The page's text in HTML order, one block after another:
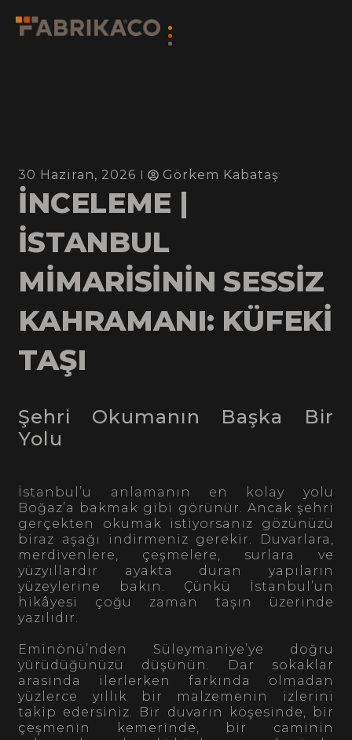
30 Haziran, 2026 Görkem Kabataş
İNCELEME |
İSTANBUL
MİMARİSİNİN SESSİZ
KAHRAMANI: KÜFEKİ
TAŞI
Şehri Okumanın Başka Bir
Yolu
İstanbul’u anlamanın en kolay yolu
Boğaz’a bakmak gibi görünür. Ancak şehri
gerçekten okumak istiyorsanız gözünüzü
biraz aşağı indirmeniz gerekir. Duvarlara,
merdivenlere, çeşmelere, surlara ve
yüzyıllardır ayakta duran yapıların
yüzeylerine bakın. Çünkü İstanbul’un
hikâyesi çoğu zaman taşın üzerinde
yazılıdır.
Eminönü’nden Süleymaniye’ye doğru
yürüdüğünüzü düşünün. Dar sokaklar
arasında ilerlerken farkında olmadan
yüzlerce yıllık bir malzemenin izlerini
takip edersiniz. Bir duvarın köşesinde, bir
çeşmenin kemerinde, bir caminin